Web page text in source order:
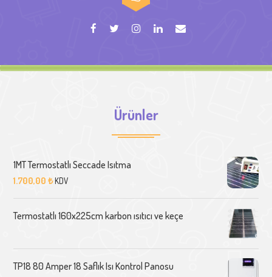
Ürünler
1MT Termostatlı Seccade Isıtma
1.700,00₺KDV
Termostatlı 160x225cm karbon ısıtıcı ve keçe
TP18 80 Amper 18 Saflık Isı Kontrol Panosu